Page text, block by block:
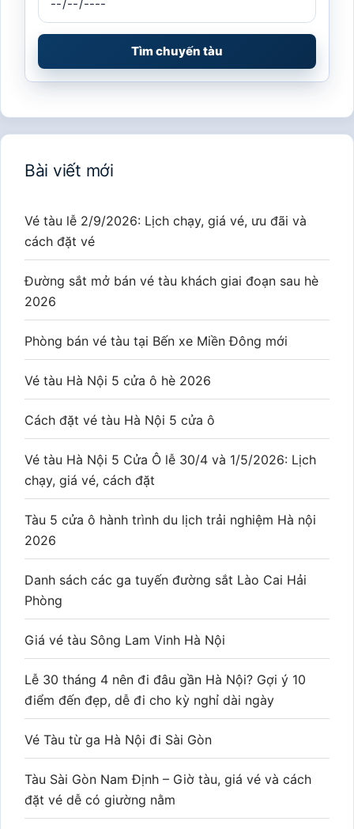
Tìm chuyến tàu
Bài viết mới
Vé tàu lễ 2/9/2026: Lịch chạy, giá vé, ưu đãi và
cách đặt vé
Đường sắt mở bán vé tàu khách giai đoạn sau hè
2026
Phòng bán vé tàu tại Bến xe Miền Đông mới
Vé tàu Hà Nội 5 cửa ô hè 2026
Cách đặt vé tàu Hà Nội 5 cửa ô
Vé tàu Hà Nội 5 Cửa Ô lễ 30/4 và 1/5/2026: Lịch
chạy, giá vé, cách đặt
Tàu 5 cửa ô hành trình du lịch trải nghiệm Hà nội
2026
Danh sách các ga tuyến đường sắt Lào Cai Hải
Phòng
Giá vé tàu Sông Lam Vinh Hà Nội
Lễ 30 tháng 4 nên đi đâu gần Hà Nội? Gợi ý 10
điểm đến đẹp, dễ đi cho kỳ nghỉ dài ngày
Vé Tàu từ ga Hà Nội đi Sài Gòn
Tàu Sài Gòn Nam Định – Giờ tàu, giá vé và cách
đặt vé dễ có giường nằm